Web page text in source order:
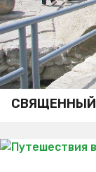
СВЯЩЕННЫЙ